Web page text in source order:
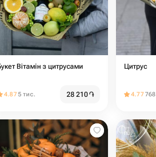
Вітамін з цитрусами
4.875 тис. 28 210֏
Цитрус
4.77768